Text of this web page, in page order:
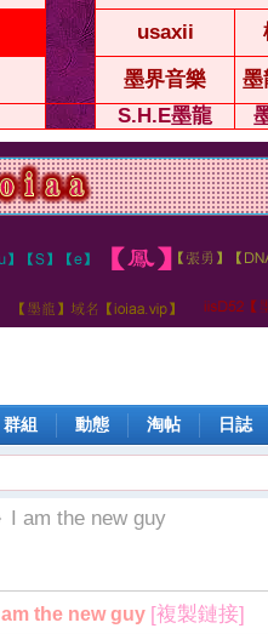
usaxii
墨界音樂 墨
S.H.E墨龍
群組 動態 淘帖 日誌
I am the new guy
I am the new guy [複製鏈接]